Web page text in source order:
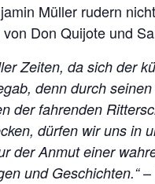
Müller rudern
Don Quijote und
Zeiten, da sich der
denn durch
der fahrenden
dürfen wir uns in
der Anmut einer
und Geschichten.“–